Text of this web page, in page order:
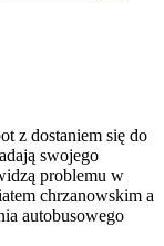
z dostaniem się do
swojego
problemu w
chrzanowskim a
autobusowego